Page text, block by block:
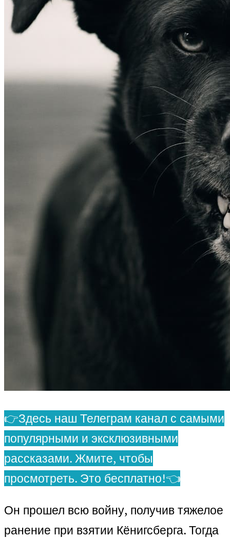
👉Здесь наш Телеграм канал с самыми
популярными и эксклюзивными
рассказами. Жмите, чтобы
просмотреть. Это бесплатно!👈
Он прошел всю войну, получив тяжелое
ранение при взятии Кёнигсберга. Тогда